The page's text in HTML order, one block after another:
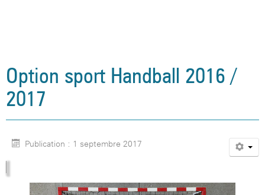
Option sport Handball 2016 /
2017
Publication : 1 septembre 2017